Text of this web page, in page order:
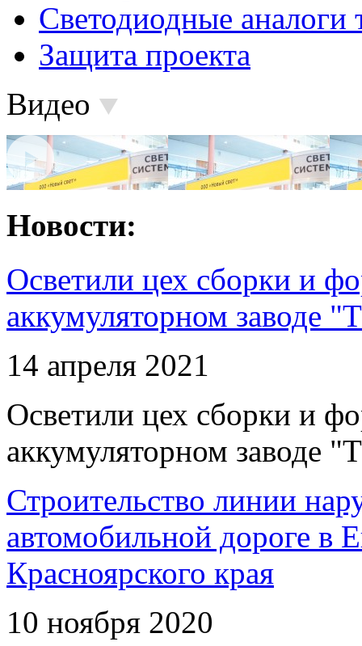
Светодиодные аналоги
Защита проекта
Видео
Новости:
Осветили цех сборки и
аккумуляторном заводе
14 апреля 2021
Осветили цех сборки и
аккумуляторном заводе
Строительство линии
автомобильной дороге в
Красноярского края
10 ноября 2020